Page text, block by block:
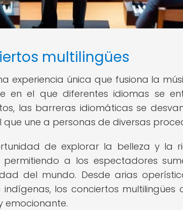
multilingües
experiencia única que fusiona la
en el que diferentes idiomas se
las barreras idiomáticas se
que une a personas de diversas
de explorar la belleza y la
a los espectadores
del mundo. Desde arias
los conciertos
emocionante.